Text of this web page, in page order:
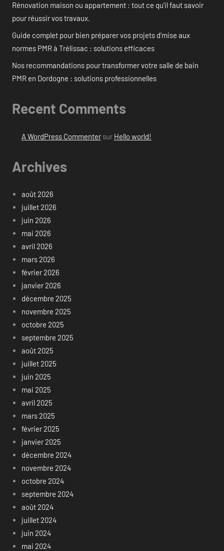
Rénovation maison ou appartement : tout ce qu’il faut savoir
pour réussir vos travaux.
Guide complet pour bien préparer vos projets d’mise aux
normes PMR à Trélissac : solutions efficaces
Nos recommandations pour transformer votre salle de bain
PMR en Dordogne : solutions professionnelles
Recent Comments
A WordPress Commentersur Hello world!
Archives
août 2026
juillet 2026
juin 2026
mai 2026
avril 2026
mars 2026
février 2026
janvier 2026
décembre 2025
novembre 2025
octobre 2025
septembre 2025
août 2025
juillet 2025
juin 2025
mai 2025
avril 2025
mars 2025
février 2025
janvier 2025
décembre 2024
novembre 2024
octobre 2024
septembre 2024
août 2024
juillet 2024
juin 2024
mai 2024